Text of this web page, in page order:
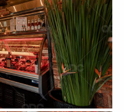
76
HOÀNG TÂM
Nhà hàng Việt